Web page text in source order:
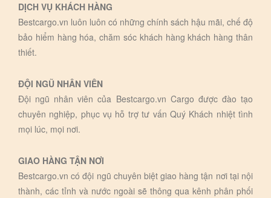
DỊCH VỤ KHÁCH HÀNG
Bestcargo.vn luôn luôn có những chính sách hậu mãi, chế độ
bảo hiểm hàng hóa, chăm sóc khách hàng khách hàng thân
thiết.
ĐỘI NGŨ NHÂN VIÊN
Đội ngũ nhân viên của Bestcargo.vn Cargo được đào tạo
chuyên nghiệp, phục vụ hỗ trợ tư vấn Quý Khách nhiệt tình
mọi lúc, mọi nơi.
GIAO HÀNG TẬN NƠI
Bestcargo.vn có đội ngũ chuyên biệt giao hàng tận nơi tại nội
thành, các tỉnh và nước ngoài sẽ thông qua kênh phân phối